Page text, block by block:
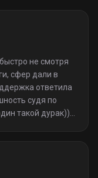
не смотря
сфер дали в
ответила
судя по
такой дурак)).